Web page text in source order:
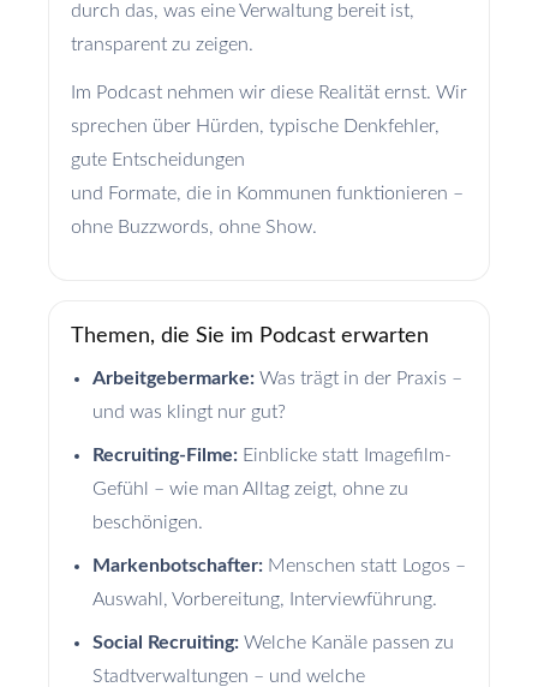
durch das, was eine Verwaltung bereit ist,
transparent zu zeigen.
Im Podcast nehmen wir diese Realität ernst. Wir
sprechen über Hürden, typische Denkfehler,
gute Entscheidungen
und Formate, die in Kommunen funktionieren –
ohne Buzzwords, ohne Show.
Themen, die Sie im Podcast erwarten
Arbeitgebermarke: Was trägt in der Praxis –
und was klingt nur gut?
Recruiting-Filme: Einblicke statt Imagefilm-
Gefühl – wie man Alltag zeigt, ohne zu
beschönigen.
Markenbotschafter: Menschen statt Logos –
Auswahl, Vorbereitung, Interviewführung.
Social Recruiting: Welche Kanäle passen zu
Stadtverwaltungen – und welche